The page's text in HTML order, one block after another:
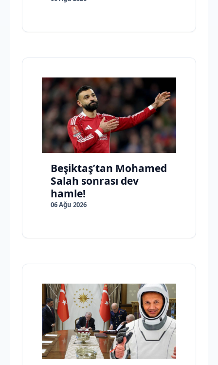
Beşiktaş’tan Mohamed
Salah sonrası dev
hamle!
06 Ağu 2026